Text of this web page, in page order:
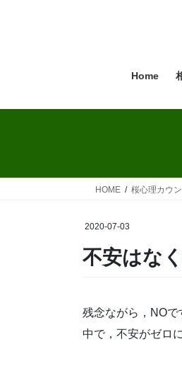
ス
ン
Home
HOME 桜心理カウ
2020-07-03
不安はな
残念ながら，NO
中で，不安がゼロ